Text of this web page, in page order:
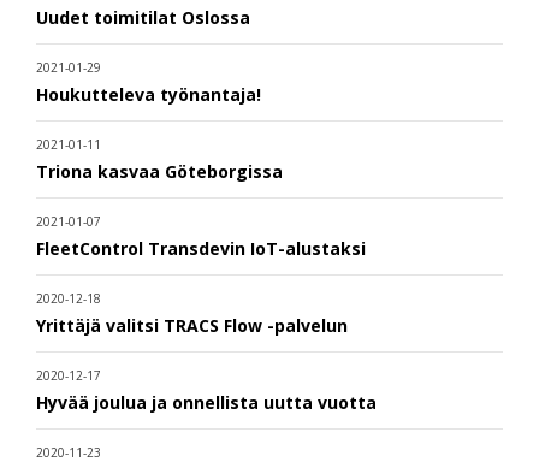
Uudet toimitilat Oslossa
2021-01-29
Houkutteleva työnantaja!
2021-01-11
Triona kasvaa Göteborgissa
2021-01-07
FleetControl Transdevin IoT-alustaksi
2020-12-18
Yrittäjä valitsi TRACS Flow -palvelun
2020-12-17
Hyvää joulua ja onnellista uutta vuotta
2020-11-23